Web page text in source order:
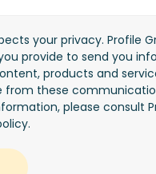
your privacy. Profile
provide to send you
products and
from these
please consult